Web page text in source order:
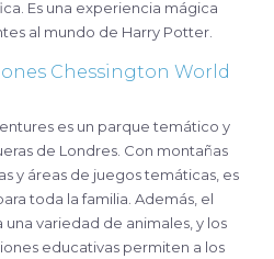
Es una experiencia mágica
al mundo de Harry Potter.
Chessington World
es un parque temático y
de Londres. Con montañas
y áreas de juegos temáticas, es
toda la familia. Además, el
variedad de animales, y los
educativas permiten a los